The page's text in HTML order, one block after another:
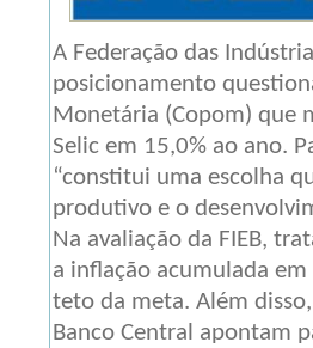
A Federação das
posicionamento
Monetária (Copom) que
Selic em 15,0% ao ano.
“constitui uma escolha
produtivo e o
Na avaliação da FIEB,
a inflação acumulada
teto da meta. Além
Banco Central apontam